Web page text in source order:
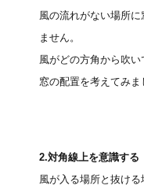
風の流れがない場所
ません。
風がどの方角から吹い
窓の配置を考えてみま
2.対角線上を意識する
風が入る場所と抜け